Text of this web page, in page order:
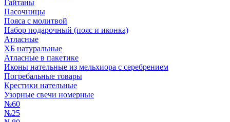
Гайтаны
Пасочницы
Пояса с молитвой
Набор подарочный (пояс и иконка)
Атласные
ХБ натуральные
Атласные в пакетике
Иконы нательные из мельхиора с серебрением
Погребальные товары
Крестики нательные
Узорные свечи номерные
№60
№25